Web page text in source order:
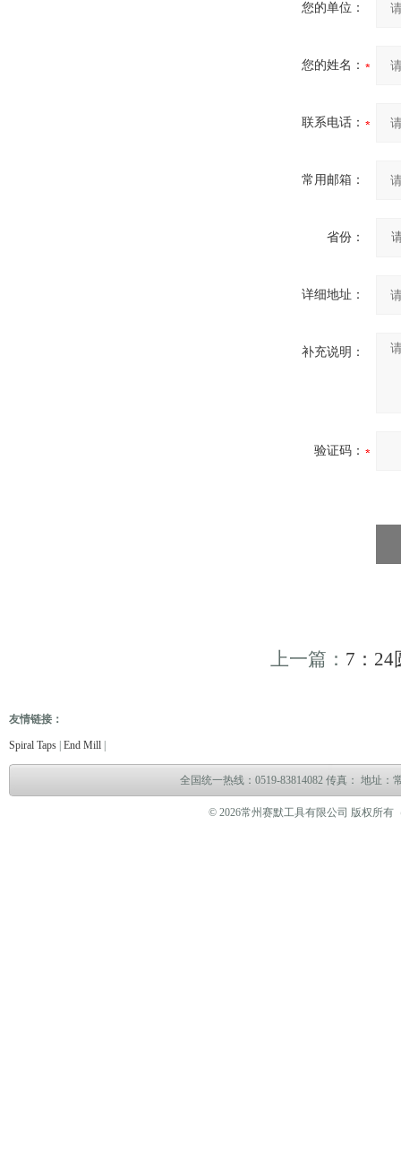
您的单位：
您的姓名：
联系电话：
常用邮箱：
省份：
详细地址：
补充说明：
验证码：
上一篇： 7：24
友情链接：
Spiral Taps End Mill
电缆故障测试仪 电缆故障测试仪
全国统一热线：0519-83814082 传真： 地址：
© 2026常州赛默工具有限公司 版权所有